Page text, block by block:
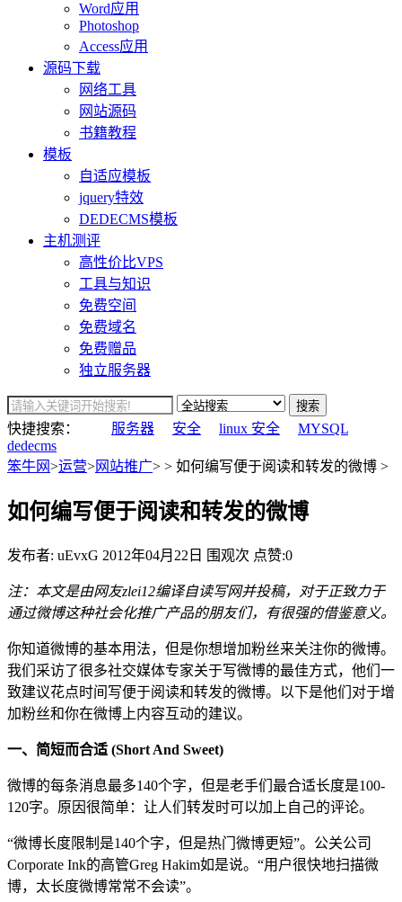
Word应用
Photoshop
Access应用
源码下载
网络工具
网站源码
书籍教程
模板
自适应模板
jquery特效
DEDECMS模板
主机测评
高性价比VPS
工具与知识
免费空间
免费域名
免费赠品
独立服务器
搜索
快捷搜索： 服务器 安全 linux 安全
MYSQL
dedecms
笨牛网>运营>网站推广> > 如何编写便于阅读和转发的微博 >
如何编写便于阅读和转发的微博
发布者: uEvxG 2012年04月22日 围观次 点赞:0
注：本文是由网友zlei12编译自读写网并投稿，对于正致力于
通过微博这种社会化推广产品的朋友们，有很强的借鉴意义。
你知道微博的基本用法，但是你想增加粉丝来关注你的微博。
我们采访了很多社交媒体专家关于写微博的最佳方式，他们一
致建议花点时间写便于阅读和转发的微博。以下是他们对于增
加粉丝和你在微博上内容互动的建议。
一、简短而合适 (Short And Sweet)
微博的每条消息最多140个字，但是老手们最合适长度是100-
120字。原因很简单：让人们转发时可以加上自己的评论。
“微博长度限制是140个字，但是热门微博更短”。公关公司
Corporate Ink的高管Greg Hakim如是说。“用户很快地扫描微
博，太长度微博常常不会读”。